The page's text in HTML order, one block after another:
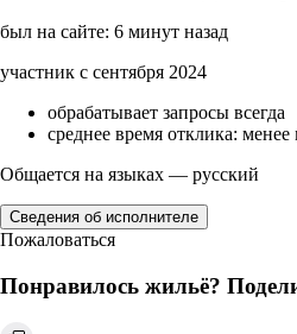
был на сайте: 6 минут назад
участник с сентября 2024
обрабатывает запросы всегда
среднее время отклика:
Общается на языках — русский
Сведения об исполнителе
Пожаловаться
Понравилось жильё?